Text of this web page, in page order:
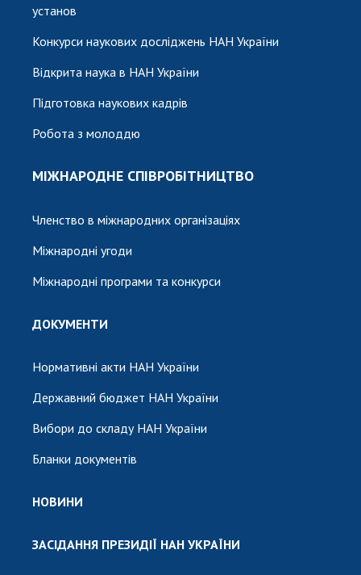
установ
Конкурси наукових досліджень НАН України
Відкрита наука в НАН України
Підготовка наукових кадрів
Робота з молоддю
МІЖНАРОДНЕ СПІВРОБІТНИЦТВО
Членство в міжнародних організаціях
Міжнародні угоди
Міжнародні програми та конкурси
ДОКУМЕНТИ
Нормативні акти НАН України
Державний бюджет НАН України
Вибори до складу НАН України
Бланки документів
НОВИНИ
ЗАСІДАННЯ ПРЕЗИДІЇ НАН УКРАЇНИ